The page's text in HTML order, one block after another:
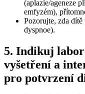
(aplazie/ageneze
emfyzém),
Pozorujte, zda
dyspnoe).
5. Indikuj
vyšetření a
pro potvrzení